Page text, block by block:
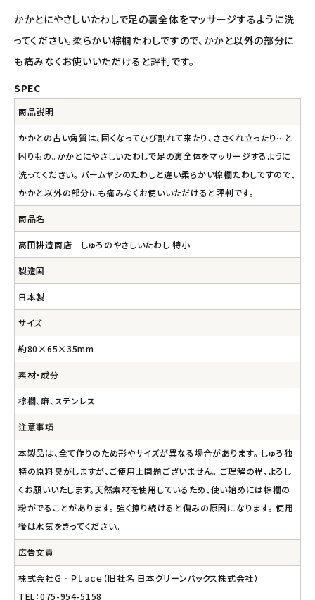
アルモニベルツ
コラム・スタッフのおすすめ
ご利用ガイド等
アカウント情報
meeting_room ログイン person 会員登録
かかとにやさしいたわしで足の裏全体をマッサージするように洗
ってください。柔らかい棕櫚たわしですので、かかと以外の部分に
も痛みなくお使いいただけると評判です。
SPEC
商品説明
かかとの古い角質は、固くなってひび割れて来たり、ささくれ立ったり…と
困りもの。かかとにやさしいたわしで足の裏全体をマッサージするように
洗ってください。 パームヤシのたわしと違い柔らかい棕櫚たわしですので、
かかと以外の部分にも痛みなくお使いいただけると評判です。
商品名
高田耕造商店 しゅろのやさしいたわし 特小
製造国
日本製
サイズ
約80×65×35mm
素材・成分
棕櫚、麻、ステンレス
注意事項
本製品は、全て作りのため形やサイズが異なる場合があります。 しゅろ独
特の原料臭がしますが、ご使用上問題ございません。 ご理解の程、よろし
くお願いいたします。天然素材を使用しているため、使い始めには棕櫚の
粉がでることがあります。 強く擦り続けると傷みの原因になります。 使用
後は水気をきってください。
広告文責
株式会社Ｇ‐Ｐｌａｃｅ（旧社名 日本グリーンパックス株式会社）
TEL：075-954-5158